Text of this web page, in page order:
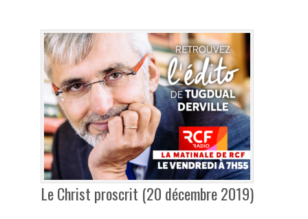
Le Christ proscrit (20 décembre 2019)